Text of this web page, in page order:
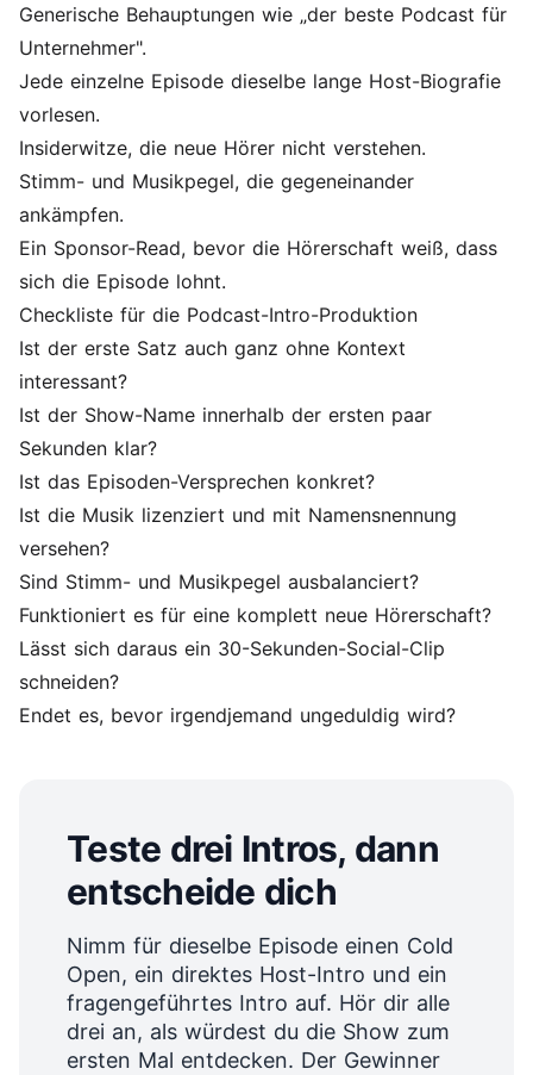
Generische Behauptungen wie „der beste Podcast für
Unternehmer".
Jede einzelne Episode dieselbe lange Host-Biografie
vorlesen.
Insiderwitze, die neue Hörer nicht verstehen.
Stimm- und Musikpegel, die gegeneinander
ankämpfen.
Ein Sponsor-Read, bevor die Hörerschaft weiß, dass
sich die Episode lohnt.
Checkliste für die Podcast-Intro-Produktion
Ist der erste Satz auch ganz ohne Kontext
interessant?
Ist der Show-Name innerhalb der ersten paar
Sekunden klar?
Ist das Episoden-Versprechen konkret?
Ist die Musik lizenziert und mit Namensnennung
versehen?
Sind Stimm- und Musikpegel ausbalanciert?
Funktioniert es für eine komplett neue Hörerschaft?
Lässt sich daraus ein 30-Sekunden-Social-Clip
schneiden?
Endet es, bevor irgendjemand ungeduldig wird?
Teste drei Intros, dann
entscheide dich
Nimm für dieselbe Episode einen Cold
Open, ein direktes Host-Intro und ein
fragengeführtes Intro auf. Hör dir alle
drei an, als würdest du die Show zum
ersten Mal entdecken. Der Gewinner